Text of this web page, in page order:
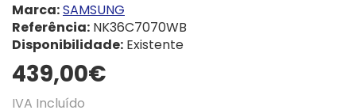
Marca:SAMSUNG
Referência: NK36C7070WB
Disponibilidade: Existente
439,00€
IVA Incluído